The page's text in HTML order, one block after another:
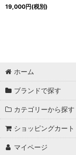
19,000円(税別)
ホーム
ブランドで探す
カテゴリーから探す
ショッピングカート
マイページ